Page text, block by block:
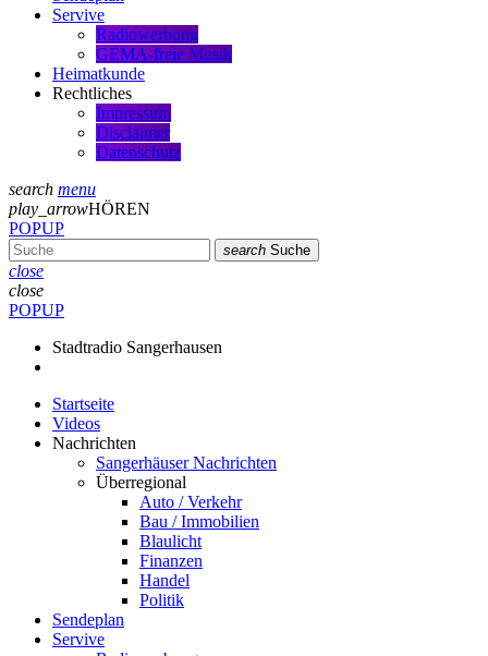
Servive
Radiowerbung
GEMA-freie Musik
Heimatkunde
Rechtliches
Impressum
Disclaimer
Datenschutz
search menu
play_arrowHÖREN
POPUP
search Suche
close
close
POPUP
Stadtradio Sangerhausen
Startseite
Videos
Nachrichten
Sangerhäuser Nachrichten
Überregional
Auto / Verkehr
Bau / Immobilien
Blaulicht
Finanzen
Handel
Politik
Sendeplan
Servive